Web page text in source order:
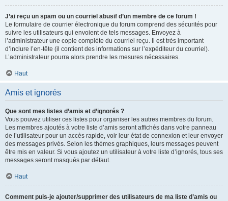
J’ai reçu un spam ou un courriel abusif d’un membre de ce forum !
Le formulaire de courrier électronique du forum comprend des sécurités pour
suivre les utilisateurs qui envoient de tels messages. Envoyez à
l’administrateur une copie complète du courriel reçu. Il est très important
d’inclure l’en-tête (il contient des informations sur l’expéditeur du courriel).
L’administrateur pourra alors prendre les mesures nécessaires.
Haut
Amis et ignorés
Que sont mes listes d’amis et d’ignorés ?
Vous pouvez utiliser ces listes pour organiser les autres membres du forum.
Les membres ajoutés à votre liste d’amis seront affichés dans votre panneau
de l’utilisateur pour un accès rapide, voir leur état de connexion et leur envoyer
des messages privés. Selon les thèmes graphiques, leurs messages peuvent
être mis en valeur. Si vous ajoutez un utilisateur à votre liste d’ignorés, tous ses
messages seront masqués par défaut.
Haut
Comment puis-je ajouter/supprimer des utilisateurs de ma liste d’amis ou